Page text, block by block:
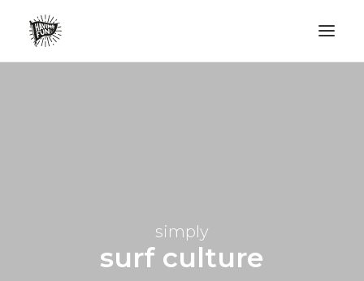
simply
surf culture